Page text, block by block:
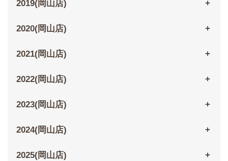
2019(岡山店)
2020(岡山店)
2021(岡山店)
2022(岡山店)
2023(岡山店)
2024(岡山店)
2025(岡山店)